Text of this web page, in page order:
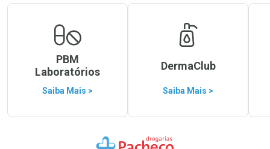
PBM
Laboratórios
Saiba Mais >
DermaClub
Saiba Mais >
Ir para a Home